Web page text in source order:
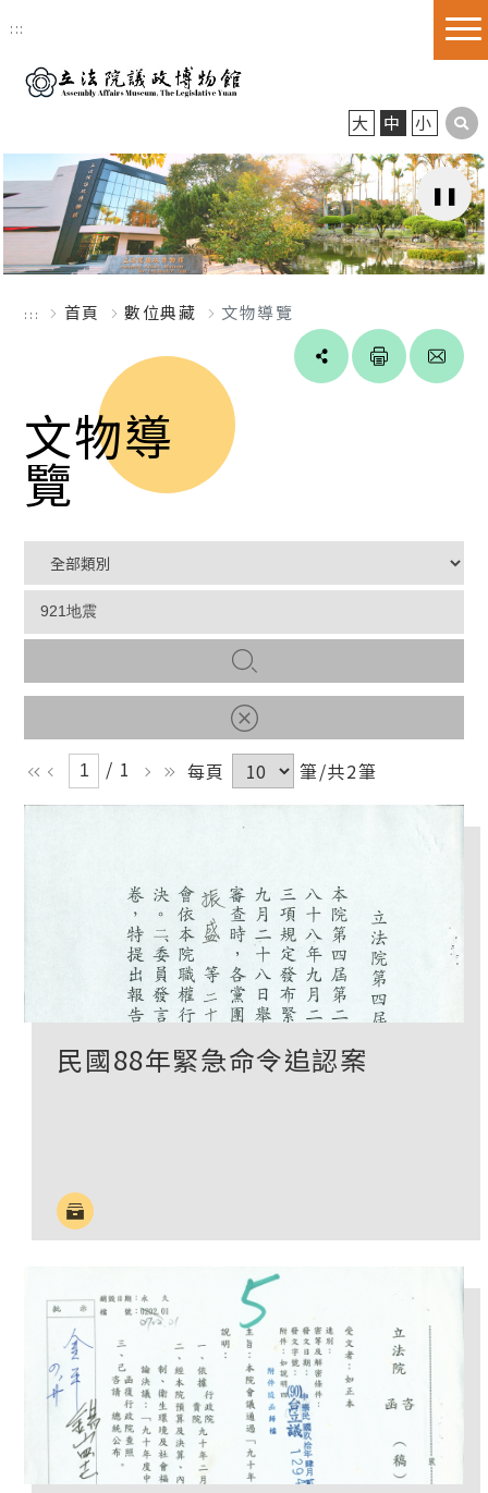
跳到主要內容區塊
:::
大 中 小
::: 首頁 數位典藏 文物導覽
Line
文物導
覽
/ 1 每頁 筆/共2筆
民國88年緊急命令追認案